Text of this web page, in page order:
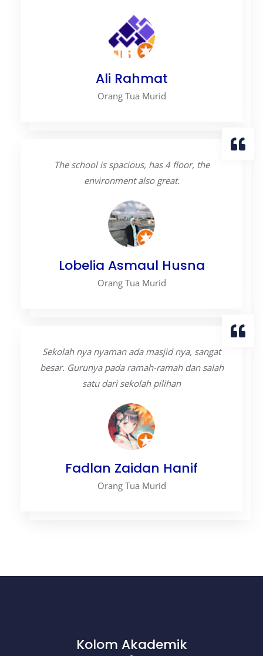
Ali Rahmat
Orang Tua Murid
The school is spacious, has 4 floor, the
environment also great.
Lobelia Asmaul Husna
Orang Tua Murid
Sekolah nya nyaman ada masjid nya, sangat
besar. Gurunya pada ramah-ramah dan salah
satu dari sekolah pilihan
Fadlan Zaidan Hanif
Orang Tua Murid
Kolom Akademik